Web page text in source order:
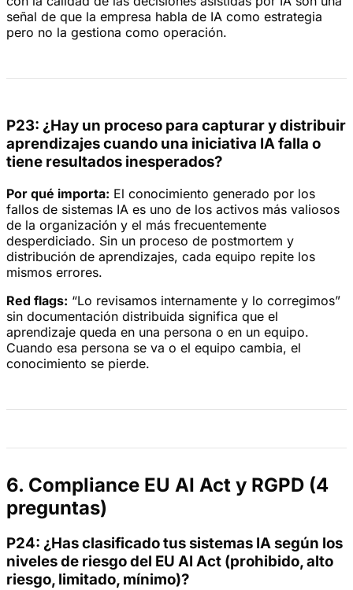
señal de que la empresa habla de IA como estrategia
pero no la gestiona como operación.
P23: ¿Hay un proceso para capturar y distribuir
aprendizajes cuando una iniciativa IA falla o
tiene resultados inesperados?
Por qué importa: El conocimiento generado por los
fallos de sistemas IA es uno de los activos más valiosos
de la organización y el más frecuentemente
desperdiciado. Sin un proceso de postmortem y
distribución de aprendizajes, cada equipo repite los
mismos errores.
Red flags: “Lo revisamos internamente y lo corregimos”
sin documentación distribuida significa que el
aprendizaje queda en una persona o en un equipo.
Cuando esa persona se va o el equipo cambia, el
conocimiento se pierde.
6. Compliance EU AI Act y RGPD (4
preguntas)
P24: ¿Has clasificado tus sistemas IA según los
niveles de riesgo del EU AI Act (prohibido, alto
riesgo, limitado, mínimo)?